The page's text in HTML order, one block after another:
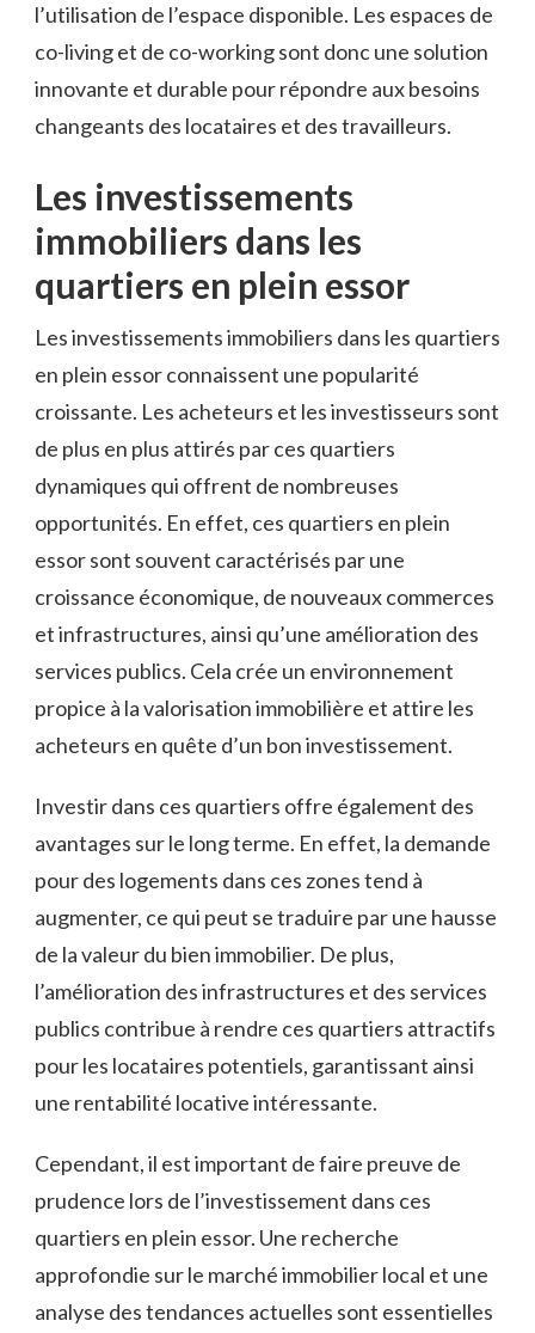
l’utilisation de l’espace disponible. Les espaces de
co-living et de co-working sont donc une solution
innovante et durable pour répondre aux besoins
changeants des locataires et des travailleurs.
Les investissements
immobiliers dans les
quartiers en plein essor
Les investissements immobiliers dans les quartiers
en plein essor connaissent une popularité
croissante. Les acheteurs et les investisseurs sont
de plus en plus attirés par ces quartiers
dynamiques qui offrent de nombreuses
opportunités. En effet, ces quartiers en plein
essor sont souvent caractérisés par une
croissance économique, de nouveaux commerces
et infrastructures, ainsi qu’une amélioration des
services publics. Cela crée un environnement
propice à la valorisation immobilière et attire les
acheteurs en quête d’un bon investissement.
Investir dans ces quartiers offre également des
avantages sur le long terme. En effet, la demande
pour des logements dans ces zones tend à
augmenter, ce qui peut se traduire par une hausse
de la valeur du bien immobilier. De plus,
l’amélioration des infrastructures et des services
publics contribue à rendre ces quartiers attractifs
pour les locataires potentiels, garantissant ainsi
une rentabilité locative intéressante.
Cependant, il est important de faire preuve de
prudence lors de l’investissement dans ces
quartiers en plein essor. Une recherche
approfondie sur le marché immobilier local et une
analyse des tendances actuelles sont essentielles